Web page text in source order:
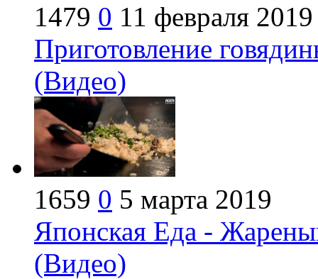
1479 0 11 февраля 2019
Приготовление
(Видео)
1659 0 5 марта 2019
Японская Еда -
(Видео)